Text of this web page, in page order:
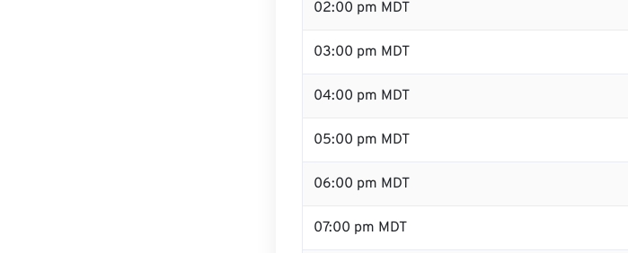
02:00 pm MDT
03:00 pm MDT
04:00 pm MDT
05:00 pm MDT
06:00 pm MDT
07:00 pm MDT